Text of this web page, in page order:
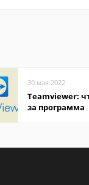
30 мая 2022
Teamviewer:
за программа